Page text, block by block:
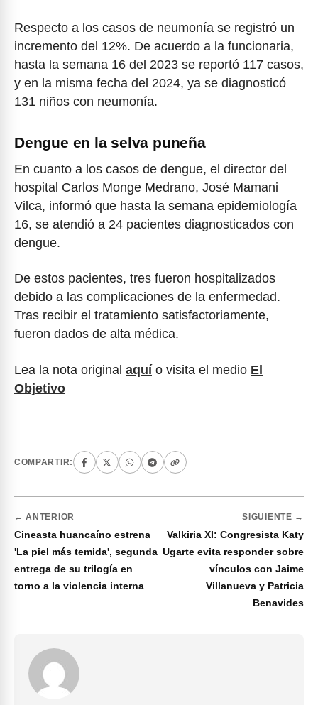
Respecto a los casos de neumonía se registró un
incremento del 12%. De acuerdo a la funcionaria,
hasta la semana 16 del 2023 se reportó 117 casos,
y en la misma fecha del 2024, ya se diagnosticó
131 niños con neumonía.
Dengue en la selva puneña
En cuanto a los casos de dengue, el director del
hospital Carlos Monge Medrano, José Mamani
Vilca, informó que hasta la semana epidemiología
16, se atendió a 24 pacientes diagnosticados con
dengue.
De estos pacientes, tres fueron hospitalizados
debido a las complicaciones de la enfermedad.
Tras recibir el tratamiento satisfactoriamente,
fueron dados de alta médica.
Lea la nota original aquí o visita el medio El
Objetivo
COMPARTIR:
← ANTERIOR
Cineasta huancaíno estrena
'La piel más temida', segunda
entrega de su trilogía en
torno a la violencia interna
SIGUIENTE →
Valkiria XI: Congresista Katy
Ugarte evita responder sobre
vínculos con Jaime
Villanueva y Patricia
Benavides